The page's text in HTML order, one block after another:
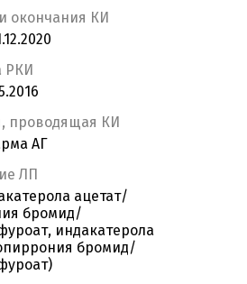
окончания КИ
РКИ
проводящая КИ
АГ
ЛП
ацетат/
бромид/
индакатерола
бромид/